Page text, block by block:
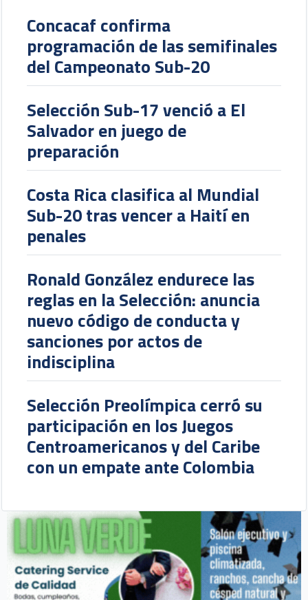
Concacaf confirma
programación de las semifinales
del Campeonato Sub-20
Selección Sub-17 venció a El
Salvador en juego de
preparación
Costa Rica clasifica al Mundial
Sub-20 tras vencer a Haití en
penales
Ronald González endurece las
reglas en la Selección: anuncia
nuevo código de conducta y
sanciones por actos de
indisciplina
Selección Preolímpica cerró su
participación en los Juegos
Centroamericanos y del Caribe
con un empate ante Colombia